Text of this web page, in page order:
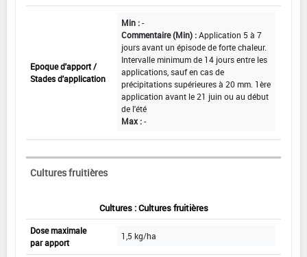
Epoque d'apport /
Stades d'application
Min :-
Commentaire (Min) :Application 5 à 7
jours avant un épisode de forte chaleur.
Intervalle minimum de 14 jours entre les
applications, sauf en cas de
précipitations supérieures à 20 mm. 1ère
application avant le 21 juin ou au début
de l'été
Max :-
Cultures fruitières
Cultures : Cultures fruitières
Dose maximale
par apport
1,5 kg/ha